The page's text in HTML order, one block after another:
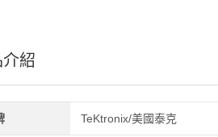
紹
TeKtronix/美國泰克